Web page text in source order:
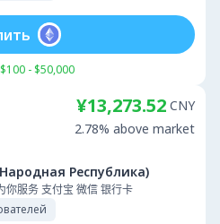
$100 - $50,000
Республика)
服务 支付宝 微信 银行卡
¥13,273.52 CNY
2.78% above market